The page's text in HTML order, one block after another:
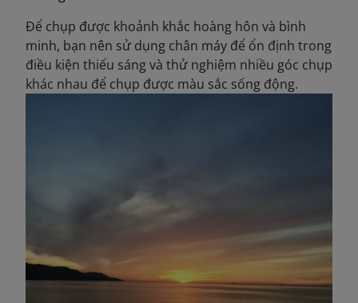
Để chụp được khoảnh khắc hoàng hôn và bình
minh, bạn nên sử dụng chân máy để ổn định trong
điều kiện thiếu sáng và thử nghiệm nhiều góc chụp
khác nhau để chụp được màu sắc sống động.​